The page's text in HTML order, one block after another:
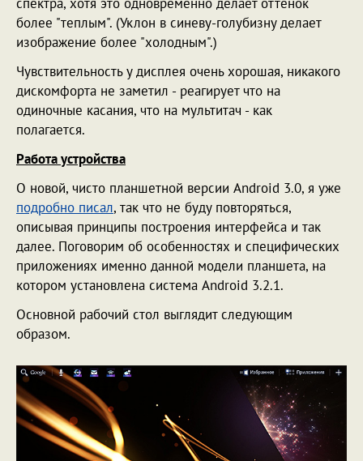
более "теплым". (Уклон в синеву-голубизну делает
изображение более "холодным".)
Чувствительность у дисплея очень хорошая, никакого
дискомфорта не заметил - реагирует что на
одиночные касания, что на мультитач - как
полагается.
Работа устройства
О новой, чисто планшетной версии Android 3.0, я уже
подробно писал, так что не буду повторяться,
описывая принципы построения интерфейса и так
далее. Поговорим об особенностях и специфических
приложениях именно данной модели планшета, на
котором установлена система Android 3.2.1.
Основной рабочий стол выглядит следующим
образом.